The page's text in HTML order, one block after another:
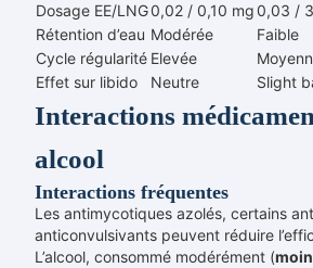
Dosage EE/LNG0,02 / 0,10 mg0,03 /
Rétention d’eau Modérée
Faible
Cycle régularité Elevée
Effet sur libido
Neutre Slight
Interactions
alcool
Interactions fréquentes
Les antimycotiques azolés, certains
anticonvulsivants peuvent réduire
L’alcool, consommé modérément (